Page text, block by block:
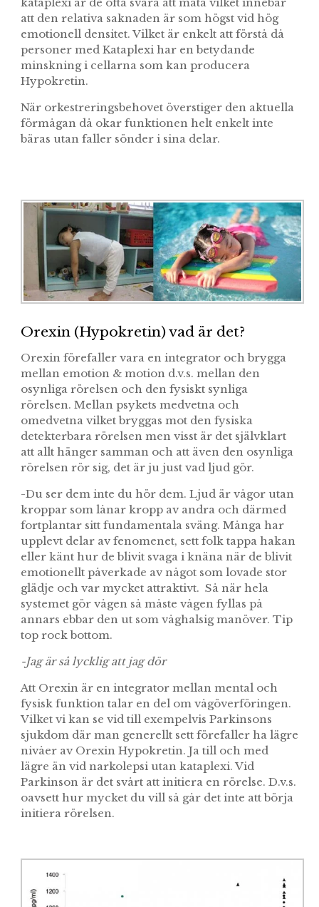
att den relativa saknaden är som högst vid hög
emotionell densitet. Vilket är enkelt att förstå då
personer med Kataplexi har en betydande
minskning i cellarna som kan producera
Hypokretin.
När orkestreringsbehovet överstiger den aktuella
förmågan då okar funktionen helt enkelt inte
bäras utan faller sönder i sina delar.
Orexin (Hypokretin) vad är det?
Orexin förefaller vara en integrator och brygga
mellan emotion & motion d.v.s. mellan den
osynliga rörelsen och den fysiskt synliga
rörelsen. Mellan psykets medvetna och
omedvetna vilket bryggas mot den fysiska
detekterbara rörelsen men visst är det självklart
att allt hänger samman och att även den osynliga
rörelsen rör sig, det är ju just vad ljud gör.
-Du ser dem inte du hör dem. Ljud är vågor utan
kroppar som lånar kropp av andra och därmed
fortplantar sitt fundamentala sväng. Många har
upplevt delar av fenomenet, sett folk tappa hakan
eller känt hur de blivit svaga i knäna när de blivit
emotionellt påverkade av något som lovade stor
glädje och var mycket attraktivt. Så när hela
systemet gör vågen så måste vågen fyllas på
annars ebbar den ut som våghalsig manöver. Tip
top rock bottom.
-Jag är så lycklig att jag dör
Att Orexin är en integrator mellan mental och
fysisk funktion talar en del om vågöverföringen.
Vilket vi kan se vid till exempelvis Parkinsons
sjukdom där man generellt sett förefaller ha lägre
nivåer av Orexin Hypokretin. Ja till och med
lägre än vid narkolepsi utan kataplexi. Vid
Parkinson är det svårt att initiera en rörelse. D.v.s.
oavsett hur mycket du vill så går det inte att börja
initiera rörelsen.